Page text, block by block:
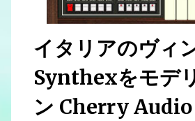
イタリアのヴィ
Synthexをモデ
ン Cherry Audio